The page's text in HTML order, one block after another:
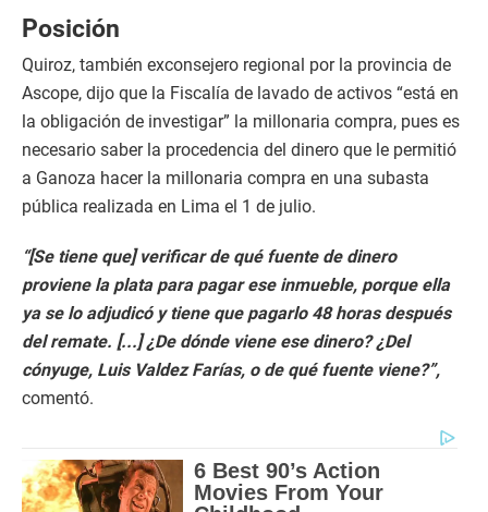
Posición
Quiroz, también exconsejero regional por la provincia de
Ascope, dijo que la Fiscalía de lavado de activos “está en
la obligación de investigar” la millonaria compra, pues es
necesario saber la procedencia del dinero que le permitió
a Ganoza hacer la millonaria compra en una subasta
pública realizada en Lima el 1 de julio.
“[Se tiene que] verificar de qué fuente de dinero
proviene la plata para pagar ese inmueble, porque ella
ya se lo adjudicó y tiene que pagarlo 48 horas después
del remate. [...] ¿De dónde viene ese dinero? ¿Del
cónyuge, Luis Valdez Farías, o de qué fuente viene?”,
comentó.